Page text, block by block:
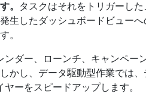
。 タスクはそれをトリガーし
生したダッシュボードビューへ
。
ダー、ローンチ、キャンペー
かし、データ駆動型作業では
ーをスピードアップします。